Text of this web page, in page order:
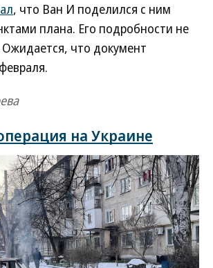
, что Ван И поделился с ним
плана. Его подробности не
что документ
на Украине